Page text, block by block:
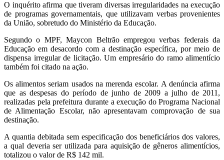
O inquérito afirma que tiveram diversas irregularidades na execução
de programas governamentais, que utilizavam verbas provenientes
da União, sobretudo do Ministério da Educação.
Segundo o MPF, Maycon Beltrão empregou verbas federais da
Educação em desacordo com a destinação específica, por meio de
dispensa irregular de licitação. Um empresário do ramo alimentício
também foi citado na ação.
Os alimentos seriam usados na merenda escolar. A denúncia afirma
que as despesas do período de junho de 2009 a julho de 2011,
realizadas pela prefeitura durante a execução do Programa Nacional
de Alimentação Escolar, não apresentavam comprovação de sua
destinação.
A quantia debitada sem especificação dos beneficiários dos valores,
a qual deveria ser utilizada para aquisição de gêneros alimentícios,
totalizou o valor de R$ 142 mil.